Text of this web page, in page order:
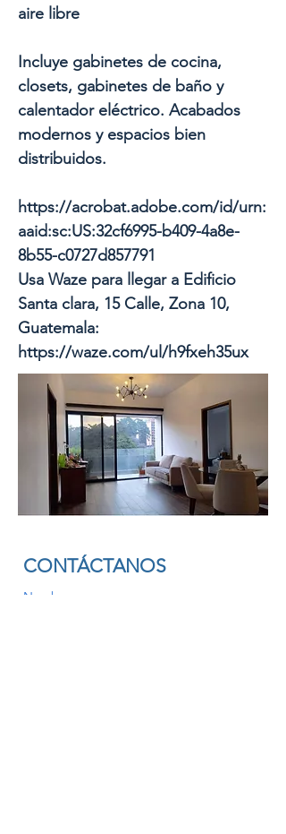
aire libre
Incluye gabinetes de cocina,
closets, gabinetes de baño y
calentador eléctrico. Acabados
modernos y espacios bien
distribuidos.
https://acrobat.adobe.com/id/urn:
aaid:sc:US:32cf6995-b409-4a8e-
8b55-c0727d857791
Usa Waze para llegar a Edificio
Santa clara, 15 Calle, Zona 10,
Guatemala:
https://waze.com/ul/h9fxeh35ux
CONTÁCTANOS
Nombre